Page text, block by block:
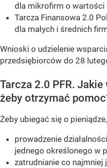
dla mikrofirm o wartości
Tarcza Finansowa 2.0
dla małych i średnich
Wnioski o udzielenie
przedsiębiorców do 28
Tarcza 2.0 PFR.
żeby otrzymać
Żeby ubiegać się o
prowadzenie
jednego określonego w
zatrudnianie co najmniej